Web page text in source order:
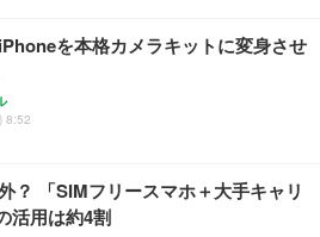
ア 通気性メッシュ ゲーミング/勉強/事
れ パソコンチェア (ブラック)
ィスチェア デスクチェア 疲れない テレ
強化バックレスト 30度ロッキング機
椅子 腰サポート 90度跳ね上げ式アーム
れ パソコンチェア (ホワイト)
フィスチェア デスクチェア 肘なし メ
】Dell E2724HS 27インチ 液晶モニタ
1920×1080）VA 非光沢 HDMI/DisplayP
ーカー内蔵 高さ調整 スイベル VESA対
280Hz/FHD】GRAPHT THE S
スマートベーシック) 【Amazon.co.jp
Basic アイリスオーヤマ ペットシーツ
ワイド 100枚入 (x 1) (ケース販売)
を本格カメラキットに変身させ
8:52
？ 「SIMフリースマホ＋大手キャリ
活用は約4割